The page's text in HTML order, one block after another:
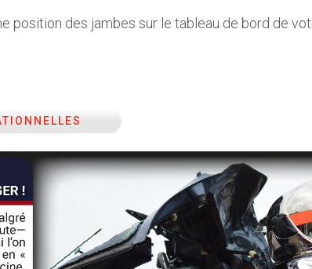
position des jambes sur le tableau de bord de